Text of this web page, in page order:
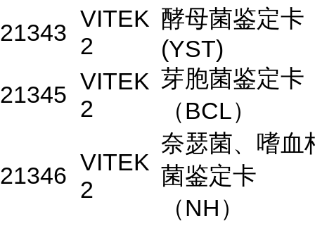
21343
VITEK
2
酵母菌鉴定卡
(YST)
21345 VITEK
2
芽胞菌鉴定卡
（BCL）
21346 VITEK
2
奈瑟菌、嗜血
菌鉴定卡
（NH）